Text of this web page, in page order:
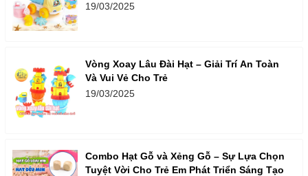
19/03/2025
Vòng Xoay Lâu Đài Hạt – Giải Trí An Toàn
Và Vui Vẻ Cho Trẻ
19/03/2025
Combo Hạt Gỗ và Xẻng Gỗ – Sự Lựa Chọn
Tuyệt Vời Cho Trẻ Em Phát Triển Sáng Tạo